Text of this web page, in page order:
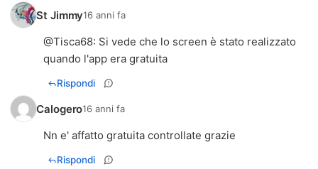
St Jimmy16 anni fa
@Tisca68: Si vede che lo screen è stato realizzato
quando l'app era gratuita
Rispondi
Calogero16 anni fa
Nn e' affatto gratuita controllate grazie
Rispondi